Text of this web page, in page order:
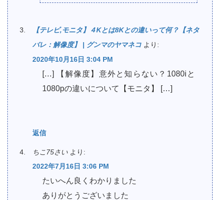
【テレビ,モニタ】４Kとは8Kとの違いって何？【ネタ
バレ：解像度】 | グンマのヤマネコ より:
2020年10月16日 3:04 PM
[…] 【解像度】意外と知らない？1080iと
1080pの違いについて【モニタ】 […]
返信
ちこ75さい より:
2022年7月16日 3:06 PM
たいへん良くわかりました
ありがとうございました